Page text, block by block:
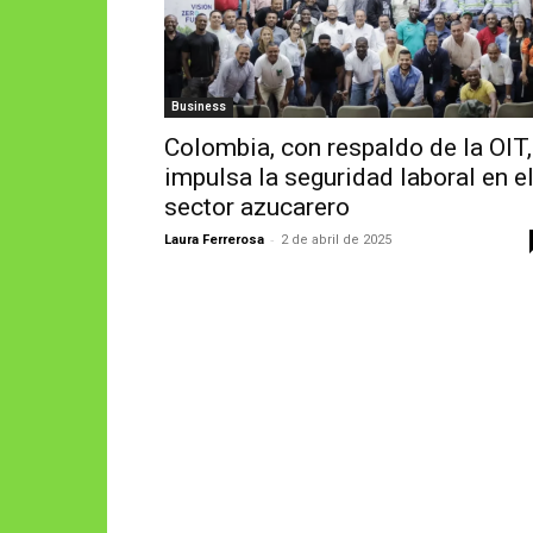
Business
Colombia, con respaldo de la OIT,
impulsa la seguridad laboral en el
sector azucarero
Laura Ferrerosa - 2 de abril de 2025